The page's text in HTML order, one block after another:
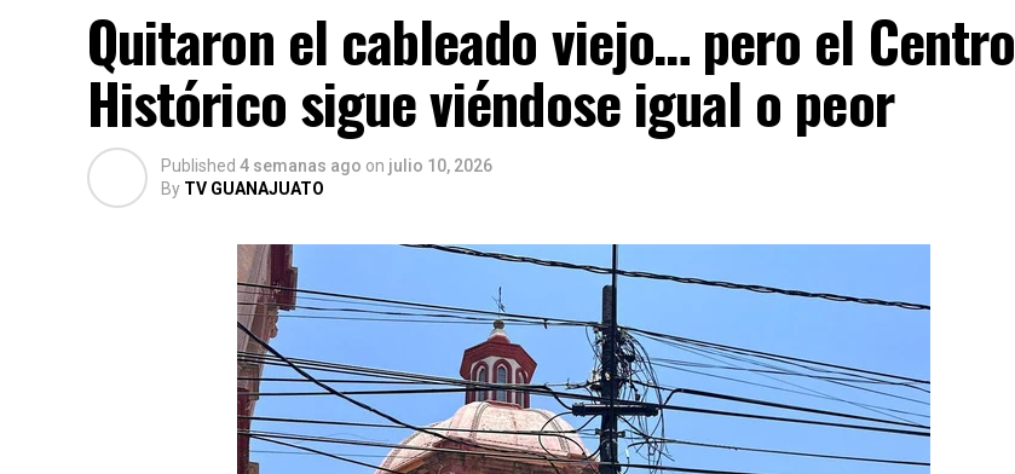
Quitaron el cableado viejo… pero el Centro
Histórico sigue viéndose igual o peor
Published 4 semanas ago on julio 10, 2026
By TV GUANAJUATO